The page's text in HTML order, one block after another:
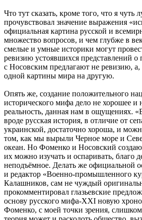
Что тут сказать, кроме того, что я чуть
прочувствовал значение выражения
официальная картина русской и
множество вопросов, и чем глубже в
смелые и умные историки могут
ревизию устоявшихся представлений
с Носовским предлагают не ревизию, а,
одной картины мира на другую.
Опять же, создание положительного
исторического мифа дело не хорошее и
реальность, данная нам в ощущениях.
вроде русская история, в отличие от
украинской, достаточно хороша, и
том, как мы вырыли Черное море и
океан. Но Фоменко и Носовский
их можно изучать и оспаривать, благо
неподъёмное. Делать же официальной
и редактор «Военно-промышленного
Калашников, сам не чуждый
прокомментировал глазьевские
основу русского мифа-XXI новую
Фоменко, с моей точки зрения,